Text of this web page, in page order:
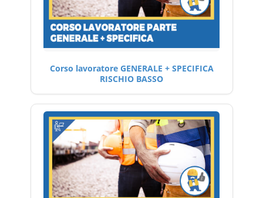
Corso lavoratore GENERALE + SPECIFICA
RISCHIO BASSO